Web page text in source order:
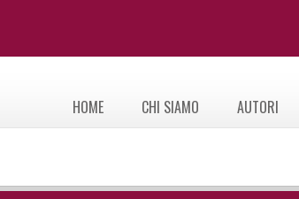
HOME CHI SIAMO AUTORI